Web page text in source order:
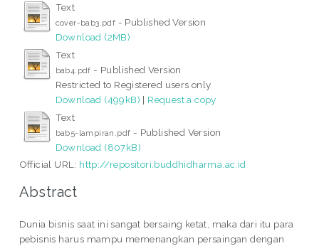
Text
cover-bab3.pdf - Published Version
Download (2MB)
Text
bab4.pdf - Published Version
Restricted to Registered users only
Download (499kB) | Request a copy
Text
bab5-lampiran.pdf - Published Version
Download (807kB)
Official URL: http://repositori.buddhidharma.ac.id
Abstract
Dunia bisnis saat ini sangat bersaing ketat, maka dari itu para
pebisnis harus mampu memenangkan persaingan dengan